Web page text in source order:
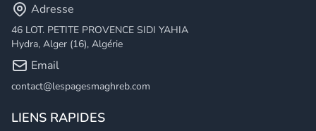
Adresse
46 LOT. PETITE PROVENCE SIDI YAHIA
Hydra, Alger (16), Algérie
Email
contact@lespagesmaghreb.com
LIENS RAPIDES